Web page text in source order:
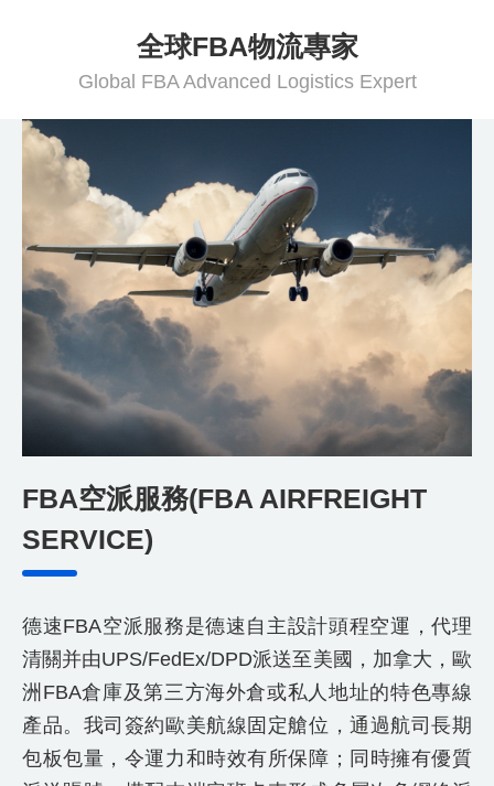
全球FBA物流專家
Global FBA Advanced Logistics Expert
FBA空派服務(FBA AIRFREIGHT
SERVICE)
德速FBA空派服務是德速自主設計頭程空運，代理
清關并由UPS/FedEx/DPD派送至美國，加拿大，歐
洲FBA倉庫及第三方海外倉或私人地址的特色專線
產品。我司簽約歐美航線固定艙位，通過航司長期
包板包量，令運力和時效有所保障；同時擁有優質